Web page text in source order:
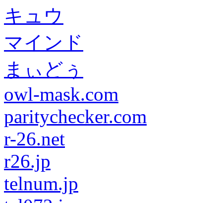
キュウ
マインド
まぃどぅ
owl-mask.com
paritychecker.com
r-26.net
r26.jp
telnum.jp